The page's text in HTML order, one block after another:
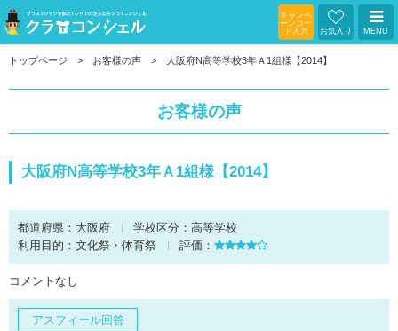
キャンペ
ーンコー
ド入力
お気入り MENU
トップページ お客様の声 大阪府N高等学校3年Ａ1組様【2014】
お客様の声
大阪府N高等学校3年Ａ1組様【2014】
都道府県： 大阪府 学校区分： 高等学校
利用目的： 文化祭・体育祭 評価：
コメントなし
アスフィール回答